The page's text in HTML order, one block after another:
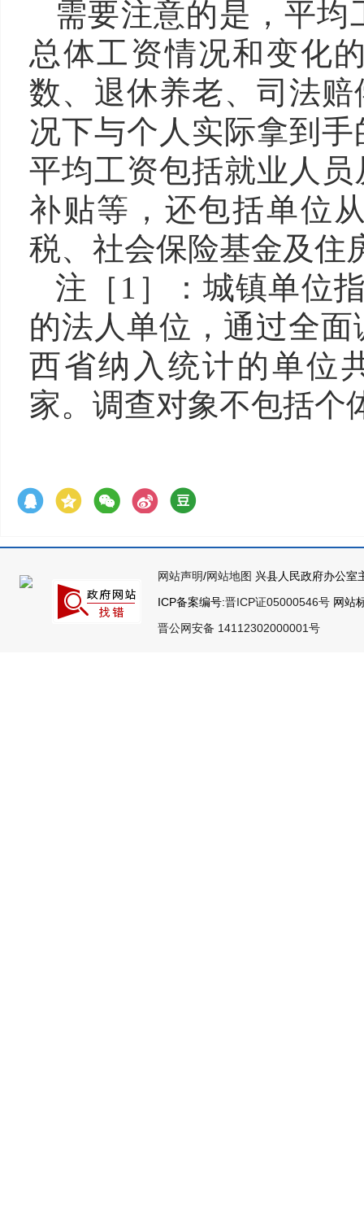
需要注意的是，平
总体工资情况和变化
数、退休养老、司法
况下与个人实际拿到
平均工资包括就业人
补贴等，还包括单位
税、社会保险基金及住
注［1］：城镇单位
的法人单位，通过全
西省纳入统计的单位
家。调查对象不包括个
网站声明/网站地图 兴县人民政府办公室
ICP备案编号:晋ICP证05000546号 网站
晋公网安备 14112302000001号